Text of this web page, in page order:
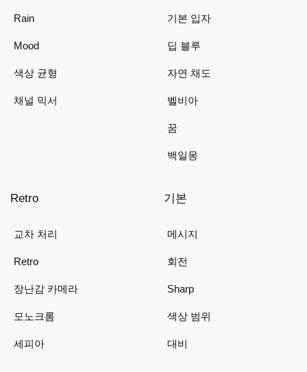
Rain
Mood
색상 균형
채널 믹서
기본 입자
딥 블루
자연 채도
벨비아
꿈
백일몽
Retro
교차 처리
Retro
장난감 카메라
모노크롬
세피아
기본
메시지
회전
Sharp
색상 범위
대비